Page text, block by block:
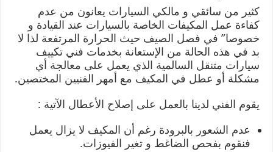
كثير من سائقي و مالكي السيارات يعانون من عدم
كفاءة عمل المكيفات الخاصة بالسيارات عند القيادة و
خصوصا” في فصل الصيف حيث الحرارة المرتفعة لذا لا
بد في هذه الحالة من الإستعانة بخدمات فني تكييف
سيارات متنقل السالمية الذي يعمل على معالجة أي
مشكلة أو عطل في المكيف مع أمهر الفنيين المختصين.
يقوم الفني لدينا بالعمل على إصلاح الأعطال الآتية :
عدم الشعور بالبرودة رغم أن المكيف لا يزال يعمل
فنقوم بفحص الضاغط و تغير الفيوزات.